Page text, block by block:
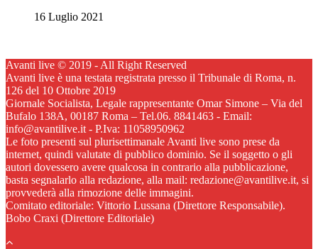
16 Luglio 2021
Avanti live © 2019 - All Right Reserved
Avanti live è una testata registrata presso il Tribunale di Roma, n.
126 del 10 Ottobre 2019
Giornale Socialista, Legale rappresentante Omar Simone – Via del
Bufalo 138A, 00187 Roma – Tel.06. 8841463 - Email:
info@avantilive.it - P.Iva: 11058950962
Le foto presenti sul plurisettimanale Avanti live sono prese da
internet, quindi valutate di pubblico dominio. Se il soggetto o gli
autori dovessero avere qualcosa in contrario alla pubblicazione,
basta segnalarlo alla redazione, alla mail: redazione@avantilive.it, si
provvederà alla rimozione delle immagini.
Comitato editoriale: Vittorio Lussana (Direttore Responsabile).
Bobo Craxi (Direttore Editoriale)